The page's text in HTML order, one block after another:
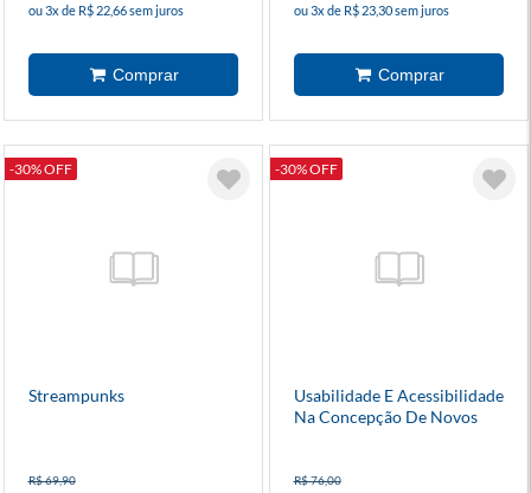
ou 3x de R$ 22,66 sem juros ou 3x de R$ 23,30 sem juros
-30% OFF
Streampunks
R$ 69,90
-30% OFF
Usabilidade E Acessibilidade
Na Concepção De Novos
R$ 76,00